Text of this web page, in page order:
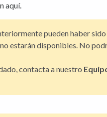
aquí.
pueden haber sido
estarán disponibles. No
contacta a nuestro